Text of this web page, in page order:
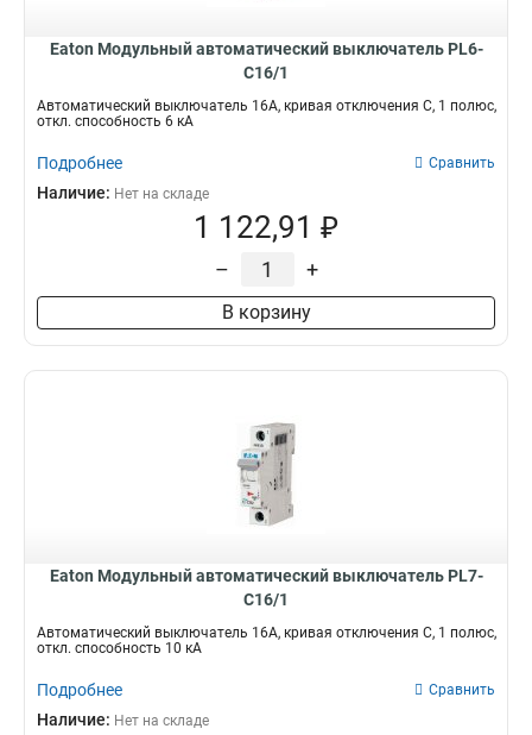
1000 5
Eaton Модульный автоматический выключатель PL6-
C16/1
Автоматический выключатель 16А, кривая отключения С, 1 полюс,
откл. способность 6 кА
Подробнее Сравнить
Наличие: Нет на складе
1 122,91 ₽
– +
В корзину
Eaton Модульный автоматический выключатель PL7-
C16/1
Автоматический выключатель 16А, кривая отключения C, 1 полюс,
откл. способность 10 кА
Подробнее Сравнить
Наличие: Нет на складе